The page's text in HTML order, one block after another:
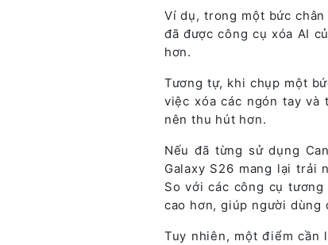
Ví dụ, trong một bức
đã được công cụ xóa AI
hơn.
Tương tự, khi chụp một
việc xóa các ngón tay và
nên thu hút hơn.
Nếu đã từng sử dụng
Galaxy S26 mang lại
So với các công cụ
cao hơn, giúp người dùng
Tuy nhiên, một điểm cần